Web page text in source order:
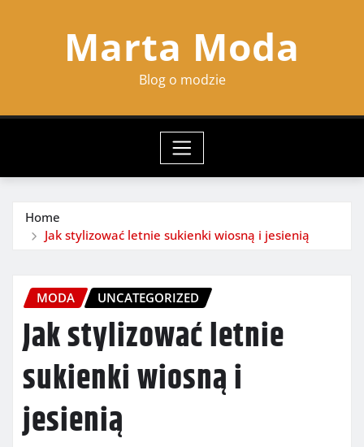
Marta Moda
Blog o modzie
Home
Jak stylizować letnie sukienki wiosną i jesienią
MODA UNCATEGORIZED
Jak stylizować letnie
sukienki wiosną i
jesienią